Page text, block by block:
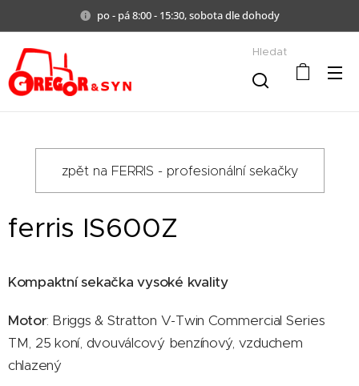
po - pá 8:00 - 15:30, sobota dle dohody
Hledat
zpět na FERRIS - profesionální sekačky
ferris IS600Z
Kompaktní sekačka vysoké kvality
Motor: Briggs & Stratton V-Twin Commercial Series
TM, 25 koní, dvouválcový benzínový, vzduchem
chlazený